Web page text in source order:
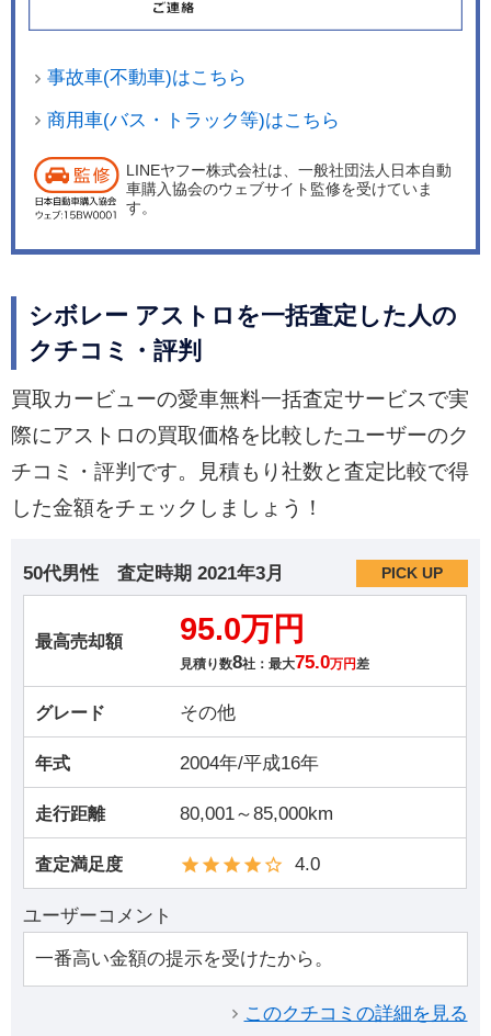
事故車(不動車)はこちら
商用車(バス・トラック等)はこちら
LINEヤフー株式会社は、一般社団法人日本自動
車購入協会のウェブサイト監修を受けていま
す。
シボレー アストロを一括査定した人の
クチコミ・評判
買取カービューの愛車無料一括査定サービスで実
際にアストロの買取価格を比較したユーザーのク
チコミ・評判です。見積もり社数と査定比較で得
した金額をチェックしましょう！
50代男性 査定時期 2021年3月 PICK UP
最高売却額 95.0万円
見積り数8社：最大75.0万円差
グレード その他
年式 2004年/平成16年
走行距離 80,001～85,000km
査定満足度 4.0
ユーザーコメント
一番高い金額の提示を受けたから。
このクチコミの詳細を見る